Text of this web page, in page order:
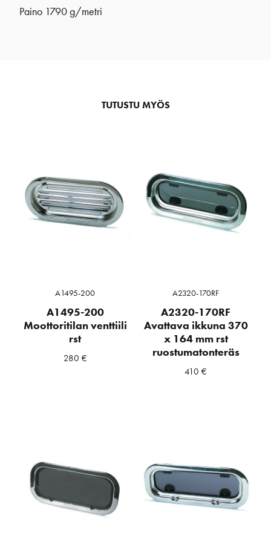
Paino 1790 g/metri
TUTUSTU MYÖS
A1495-200
A1495-200
Moottoritilan venttiili
rst
280 €
A2320-170RF
A2320-170RF
Avattava ikkuna 370
x 164 mm rst
ruostumatonteräs
410€